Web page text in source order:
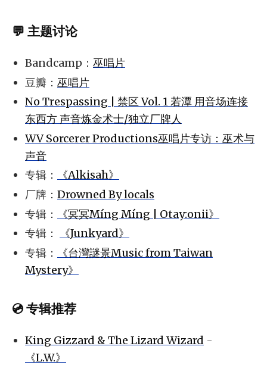
💬 主题讨论
Bandcamp： 巫唱片
豆瓣： 巫唱片
No Trespassing | 禁区 Vol. 1 若潭 用音场连接
东西方 声音炼金术士/独立厂牌人
WV Sorcerer Productions巫唱片专访：巫术与
声音
专辑：
《Alkisah》
厂牌： Drowned By locals
专辑：
《冥冥Míng Míng | Otay:onii》
专辑：
《Junkyard》
专辑：
《台灣謎景Music from Taiwan
Mystery》
💿 专辑推荐
King Gizzard & The Lizard Wizard -
《L.W.》